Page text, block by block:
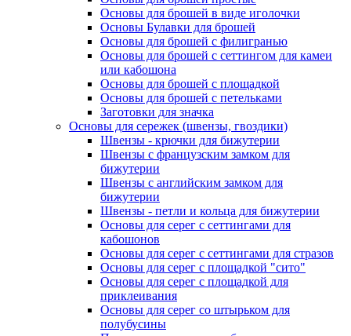
Основы для брошей в виде иголочки
Основы Булавки для брошей
Основы для брошей с филигранью
Основы для брошей с сеттингом для камеи
или кабошона
Основы для брошей с площадкой
Основы для брошей с петельками
Заготовки для значка
Основы для сережек (швензы, гвоздики)
Швензы - крючки для бижутерии
Швензы с французским замком для
бижутерии
Швензы с английским замком для
бижутерии
Швензы - петли и кольца для бижутерии
Основы для серег с сеттингами для
кабошонов
Основы для серег с сеттингами для стразов
Основы для серег с площадкой "сито"
Основы для серег с площадкой для
приклеивания
Основы для серег со штырьком для
полубусины